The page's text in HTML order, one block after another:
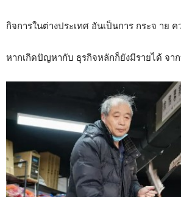
กิจการในต่างประเทศ อันเป็นการ กระจ าย ค
หากเกิดปัญหากับ ธุรกิจหลักก็ยังมีรายได้ จา